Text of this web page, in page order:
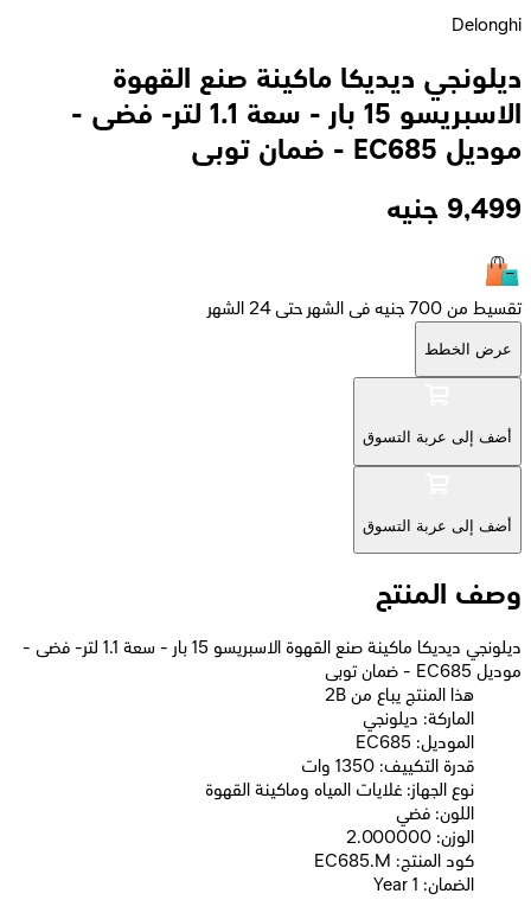
Delonghi
ديلونجي ديديكا ماكينة صنع القهوة
الاسبريسو 15 بار - سعة 1.1 لتر- فضى -
موديل EC685 - ضمان توبى
9,499 جنيه
تقسيط من 700 جنيه فى الشهر حتى 24 الشهر
عرض الخطط
أضف إلى عربة التسوق
أضف إلى عربة التسوق
وصف المنتج
ديلونجي ديديكا ماكينة صنع القهوة الاسبريسو 15 بار - سعة 1.1 لتر- فضى -
موديل EC685 - ضمان توبى
2B هذا المنتج يباع من
الماركة: ديلونجي
الموديل: EC685
قدرة التكييف: 1350 وات
نوع الجهاز: غلايات المياه وماكينة القهوة
اللون: فضي
الوزن: 2.000000
كود المنتج: EC685.M
الضمان: 1 Year